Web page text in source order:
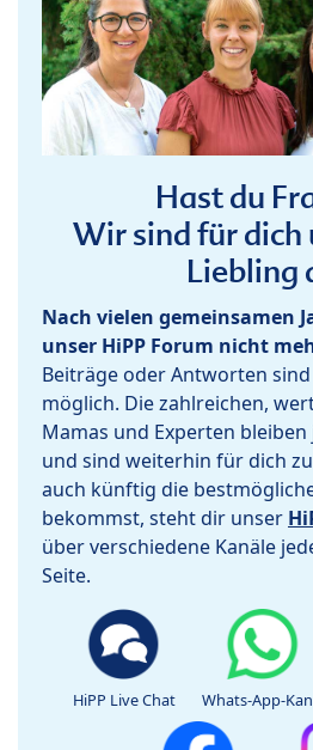
Hast du
Wir sind für dich
Liebling
Nach vielen gemeinsamen
unser HiPP Forum nicht
Beiträge oder Antworten
möglich. Die zahlreichen,
Mamas und Experten
und sind weiterhin für dich
auch künftig die
bekommst, steht dir unser
über verschiedene Kanäle
Seite.
HiPP Live Chat Whats-App-